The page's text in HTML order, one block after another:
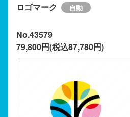
ロゴマーク
No.43579
79,800円(税込87,780円)